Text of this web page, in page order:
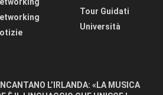
Tour Guidati
Università
L’IRLANDA: «LA MUSICA